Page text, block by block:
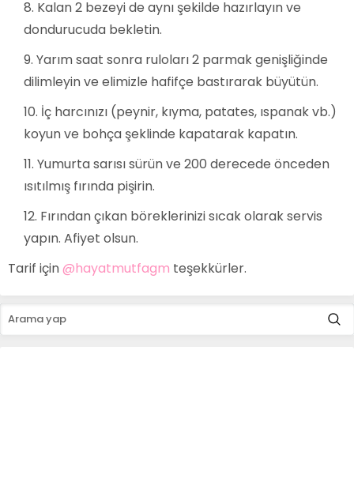
Kalan 2 bezeyi de aynı şekilde hazırlayın ve
dondurucuda bekletin.
Yarım saat sonra ruloları 2 parmak genişliğinde
dilimleyin ve elimizle hafifçe bastırarak büyütün.
İç harcınızı (peynir, kıyma, patates, ıspanak vb.)
koyun ve bohça şeklinde kapatarak kapatın.
Yumurta sarısı sürün ve 200 derecede önceden
ısıtılmış fırında pişirin.
Fırından çıkan böreklerinizi sıcak olarak servis
yapın. Afiyet olsun.
Tarif için@hayatmutfagm teşekkürler.